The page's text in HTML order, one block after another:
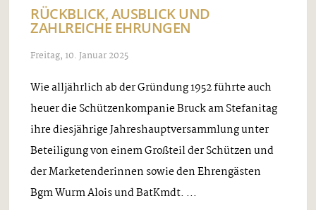
RÜCKBLICK, AUSBLICK UND
ZAHLREICHE EHRUNGEN
Freitag, 10. Januar 2025
Wie alljährlich ab der Gründung 1952 führte auch
heuer die Schützenkompanie Bruck am Stefanitag
ihre diesjährige Jahreshauptversammlung unter
Beteiligung von einem Großteil der Schützen und
der Marketenderinnen sowie den Ehrengästen
Bgm Wurm Alois und BatKmdt. ...